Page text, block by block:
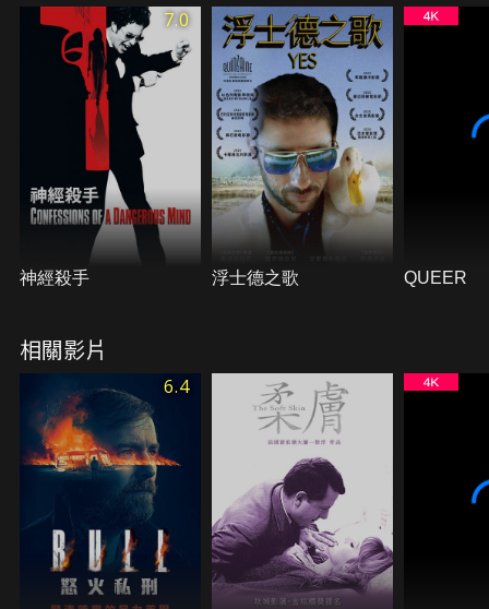
7.0
神經殺手 浮士德之歌 QUEER
相關影片
6.4